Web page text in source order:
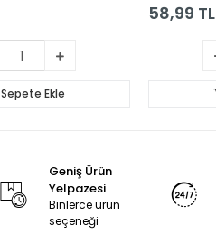
Sepete Ekle
58,99 TL
Geniş Ürün
Yelpazesi
Binlerce ürün
seçeneği